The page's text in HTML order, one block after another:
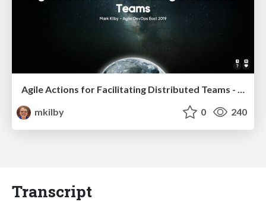
mkilby
0 240
Transcript